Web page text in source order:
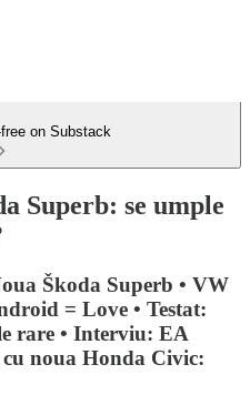
on Substack
Superb: se umple
Škoda Superb • VW
= Love • Testat:
rare • Interviu: EA
noua Honda Civic: